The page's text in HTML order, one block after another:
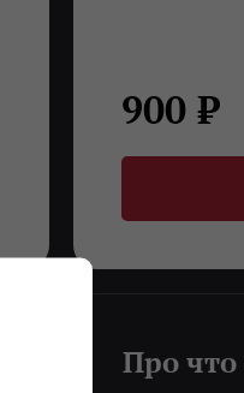
900 ₽
Про что